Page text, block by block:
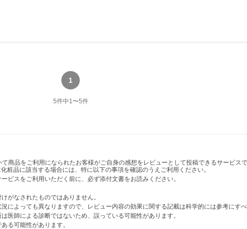
1
5件中1〜5件
商品をご利用になられたお客様がご自身の感想をレビューとして投稿できるサービス
品に該当する場合には、特に以下の事項を確認のうえご利用ください。
ビスをご利用いただく前に、必ず添付文書をお読みください。
がなされたものではありません。
よっても異なりますので、レビュー内容の効果に関する記載は科学的には参考にすべ
医師による診断ではないため、誤っている可能性があります。
る可能性があります。